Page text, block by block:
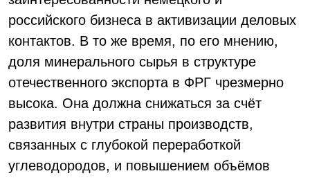
российского бизнеса в активизации деловых
контактов. В то же время, по его мнению,
доля минерального сырья в структуре
отечественного экспорта в ФРГ чрезмерно
высока. Она должна снижаться за счёт
развития внутри страны производств,
связанных с глубокой переработкой
углеводородов, и повышением объёмов